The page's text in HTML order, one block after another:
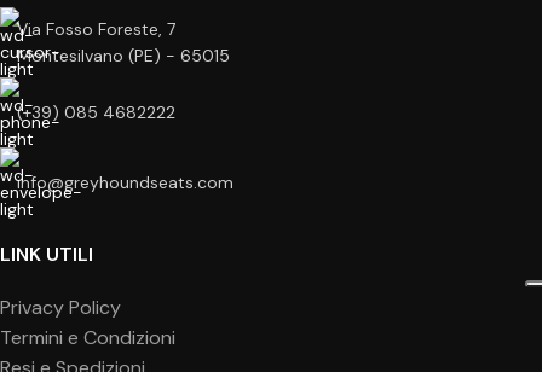
Via Fosso Foreste, 7
Montesilvano (PE) - 65015
(+39) 085 4682222
info@greyhoundseats.com
LINK UTILI
Privacy Policy
Termini e Condizioni